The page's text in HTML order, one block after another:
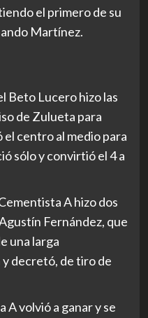
el primero de su
Martínez.
Beto Lucero hizo las
de Zulueta para
el centro al medio para
sólo y convirtió el 4 a
A hizo dos
Fernández, que
una larga
decretó, de tiro de
A volvió a ganar y se